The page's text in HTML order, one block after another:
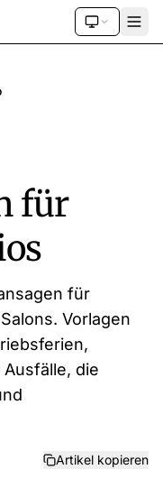
für
für
Vorlagen
die
Artikel kopieren